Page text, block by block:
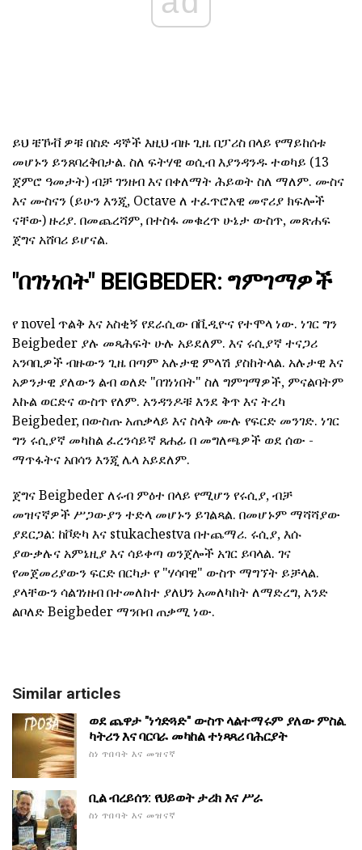
ይህ ቼኾቭ ዎቹ በስድ ዳኞች እዚህ ብዙ ጊዜ በፓሪስ በላይ የማይከሰቱ
መሆኑን ይንጸባረቅበታል. ስለ ፍትሃዊ ወሲብ እያንዳንዱ ተወካይ (13
ጀምሮ ዓመታት) ብቻ ገንዘብ እና በቀለማት ሕይወት ስለ ማለም. ሙስና
እና ሙስናን (ይሁን እንጂ, Octave ለ ተፈጥሮአዊ መኖሪያ ክፍሎች
ናቸው) ዙሪያ. በመጨረሻም, በተስፋ መቁረጥ ሁኔታ ውስጥ, መጽሐፍ
ጀግና አሸባሪ ይሆናል.
"በገነነበት" BEIGBEDER: ግምገማዎች
የ novel ጥልቅ እና አስቂኝ የደራሲው በቪዲዮና የተሞላ ነው. ነገር ግን
Beigbeder ያሉ መጻሕፍት ሁሉ አይደለም. እና ሩሲያኛ ተናጋሪ
አንባቢዎች ብዙውን ጊዜ በጣም አሉታዊ ምላሽ ያስከትላል. አሉታዊ እና
አዎንታዊ ያለውን ልብ ወለድ "በገነነበት" ስለ ግምገማዎች, ምናልባትም
እኩል ወርድና ውስጥ የለም. አንዳንዶቹ እንደ ቅጥ እና ትረካ
Beigbeder, በውስጡ አጠቃላይ እና ስላቅ ሙሉ የፍርድ መንገድ. ነገር
ግን ሩሲያኛ መካከል ፈረንሳይኛ ጸሐፊ በ መግለጫዎች ወደ ሰው -
ማጥፋትና አበሳን እንጂ ሌላ አይደለም.
ጀግና Beigbeder ለሩብ ምዕተ በላይ የሚሆን የሩሲያ, ብቻ
መዝናኛዎች ሥጋውያን ተድላ መሆኑን ይገልጻል. በመሆኑም ማሻሻያው
ያደርጋል: ከቮድካ እና stukachestva በተጨማሪ. ሩሲያ, እሱ
ያውቃሉና አምኔዚያ እና ሳይቀጣ ወንጀሎች አገር ይባላል. ገና
የመጀመሪያውን ፍርድ በርካታ የ "ሃሳባዊ" ውስጥ ማግኘት ይቻላል.
ያላቸውን ሳልገነዘብ በተመለከተ ያለህን አመለካከት ለማድረግ, አንድ
ልቦለድ Beigbeder ማንበብ ጠቃሚ ነው.
Similar articles
ወደ ጨዋታ "ነጎድጓድ" ውስጥ ላልተማሩም ያለው ምስል.
ካትሪን እና ባርባራ መካከል ተነጻጻሪ ባሕርያት
ስነ ጥበባት እና መዝናኛ
ቢል ብረይሰን: የህይወት ታሪክ እና ሥራ
ስነ ጥበባት እና መዝናኛ